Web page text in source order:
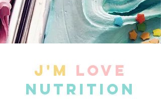
J'M LOVE
NUTRITION